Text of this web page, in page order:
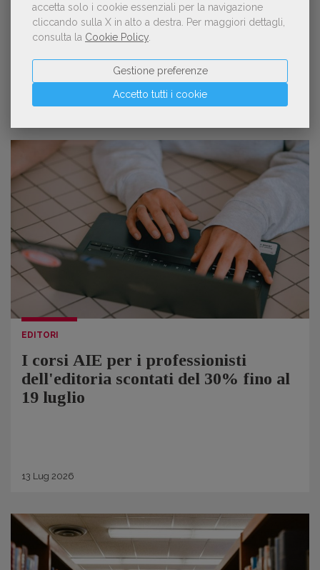
accetta solo i cookie essenziali per la navigazione
cliccando sulla X in alto a destra.
Per maggiori dettagli,
consulta la Cookie Policy
Accetto tutti i cookie
Gestione preferenze
insegna. E il nostro futuro come
società». Alessandro Giambitto,
marketing e communication senior
manager
14
EDITORI
I corsi AIE per i professionisti
dell'editoria scontati del 30% fino al
19 luglio
13 Lug 2026